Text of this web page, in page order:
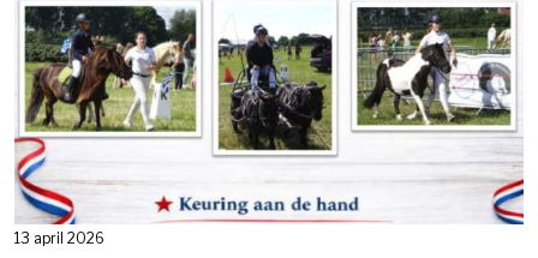
13 april 2026